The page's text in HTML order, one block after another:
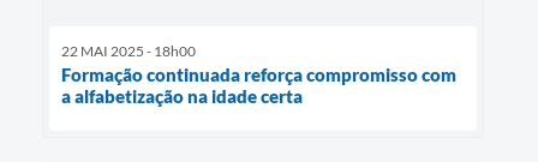
22 MAI 2025 - 18h00
Formação continuada reforça compromisso com
a alfabetização na idade certa